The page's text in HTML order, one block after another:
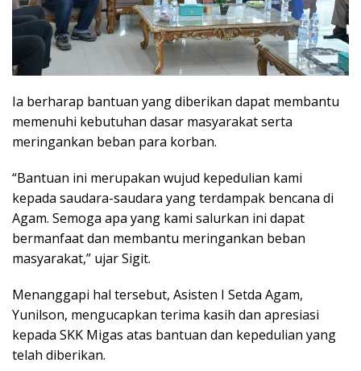
Ia berharap bantuan yang diberikan dapat membantu
memenuhi kebutuhan dasar masyarakat serta
meringankan beban para korban.
“Bantuan ini merupakan wujud kepedulian kami
kepada saudara-saudara yang terdampak bencana di
Agam. Semoga apa yang kami salurkan ini dapat
bermanfaat dan membantu meringankan beban
masyarakat,” ujar Sigit.
Menanggapi hal tersebut, Asisten I Setda Agam,
Yunilson, mengucapkan terima kasih dan apresiasi
kepada SKK Migas atas bantuan dan kepedulian yang
telah diberikan.